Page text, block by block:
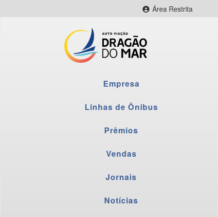
Área Restrita
CityBus Combustível
CityBus Colaborador
Empresa
Linhas de Ônibus
Prêmios
Vendas
Jornais
Notícias